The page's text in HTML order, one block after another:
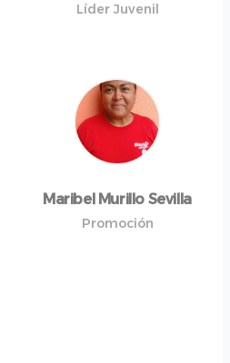
Líder Juvenil
Maribel Murillo Sevilla
Promoción